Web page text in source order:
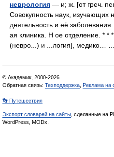
неврология — и; ж. [от греч.
Совокупность наук, изучающих
деятельность и её
ая клиника. Н ое отделение. * *
(невро...) и ...логия], медико…
© Академик, 2000-2026
Обратная связь: Техподдержка Реклама на
👣 Путешествия
Экспорт словарей на сайты , сделанные на
WordPress, MODx.